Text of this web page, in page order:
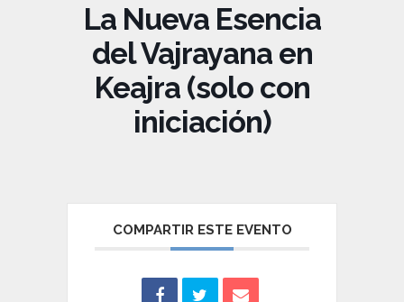
La Nueva Esencia
del Vajrayana en
Keajra (solo con
iniciación)
COMPARTIR ESTE EVENTO